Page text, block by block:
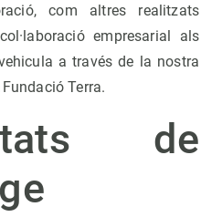
com altres realitzats
empresarial als
a través de la nostra
Terra.
de